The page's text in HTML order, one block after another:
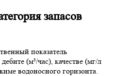
запасов
показатель
(м³/час), качестве (мг/л
водоносного горизонта.